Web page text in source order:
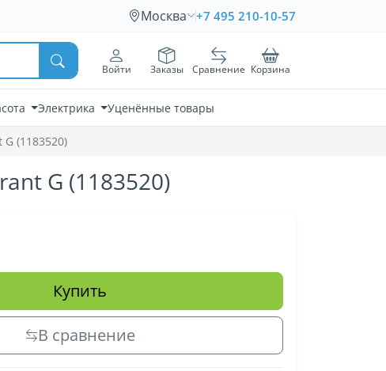
Москва +7 495 210-10-57
Войти Заказы Сравнение Корзина
Электрика Уценённые товары
(1183520)
G (1183520)
Купить
В сравнение